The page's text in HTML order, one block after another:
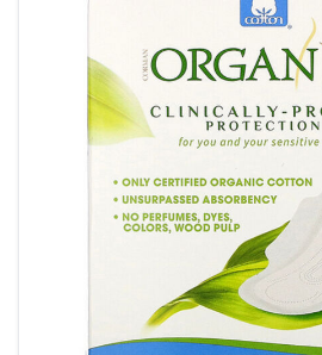
CONNECTER
Mot de passe